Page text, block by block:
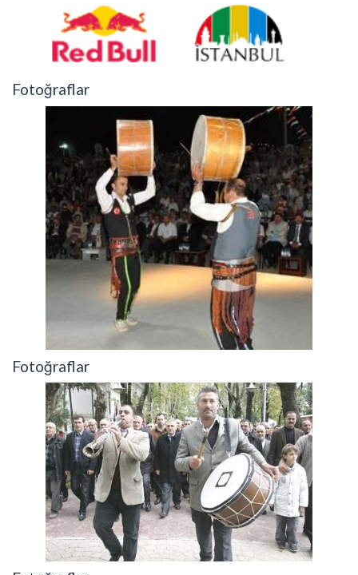
Fotoğraflar
Fotoğraflar